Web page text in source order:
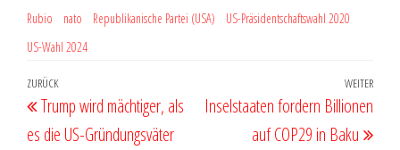
Rubio
nato Republikanische Partei (USA)
US-Präsidentschaftswahl 2020
US-Wahl 2024
Beitragsnavigation
Vorheriger
Beitrag
ZURÜCK
Trump wird mächtiger, als
es die US-Gründungsväter
WEITER
Inselstaaten fordern Billionen
auf COP29 in Baku